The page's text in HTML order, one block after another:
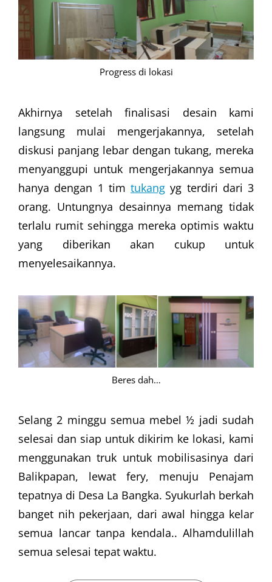
Progress di lokasi
Akhirnya setelah finalisasi desain kami
langsung mulai mengerjakannya, setelah
diskusi panjang lebar dengan tukang, mereka
menyanggupi untuk mengerjakannya semua
hanya dengan 1 tim tukang yg terdiri dari 3
orang. Untungnya desainnya memang tidak
terlalu rumit sehingga mereka optimis waktu
yang diberikan akan cukup untuk
menyelesaikannya.
Beres dah…
Selang 2 minggu semua mebel ½ jadi sudah
selesai dan siap untuk dikirim ke lokasi, kami
menggunakan truk untuk mobilisasinya dari
Balikpapan, lewat fery, menuju Penajam
tepatnya di Desa La Bangka. Syukurlah berkah
banget nih pekerjaan, dari awal hingga kelar
semua lancar tanpa kendala.. Alhamdulillah
semua selesai tepat waktu.